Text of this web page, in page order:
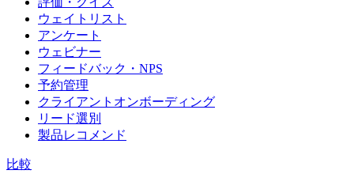
ウェイトリスト
アンケート
ウェビナー
フィードバック・NPS
予約管理
クライアントオンボーディング
リード選別
製品レコメンド
比較